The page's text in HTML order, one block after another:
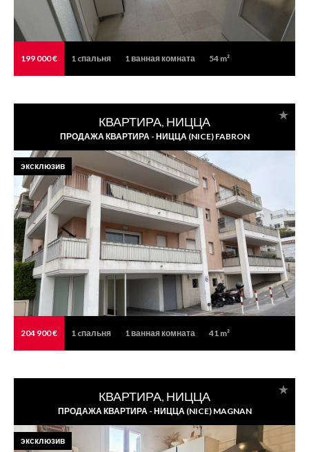
199 000 € 1 cпальня 1ванная комната 54 m²
КВАРТИРА, НИЦЦА
ПРОДАЖА КВАРТИРА - НИЦЦА (NICE) FABRON
204 900 € 1 cпальня 1ванная комната 41 m²
эксклюзив
КВАРТИРА, НИЦЦА
ПРОДАЖА КВАРТИРА - НИЦЦА (NICE) MAGNAN
эксклюзив